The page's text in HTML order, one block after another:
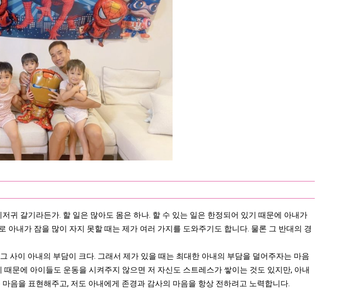
귀 갈기라든가. 할 일은 많아도 몸은 하나. 할 수 있는 일은 한정되어 있기 때문에 아내가
내가 잠을 많이 자지 못할 때는 제가 여러 가지를 도와주기도 합니다. 물론 그 반대의 경
사이 아내의 부담이 크다. 그래서 제가 있을 때는 최대한 아내의 부담을 덜어주자는 마음
문에 아이들도 운동을 시켜주지 않으면 저 자신도 스트레스가 쌓이는 것도 있지만, 아내
음을 표현해주고, 저도 아내에게 존경과 감사의 마음을 항상 전하려고 노력합니다.